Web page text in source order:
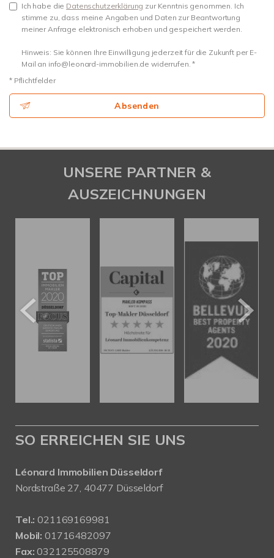
Ich habe die Datenschutzerklärung zur Kenntnis genommen. Ich
stimme zu, dass meine Angaben und Daten zur Beantwortung
meiner Anfrage elektronisch erhoben und gespeichert werden.
Hinweis: Sie können Ihre Einwilligung jederzeit für die Zukunft per E-
Mail an info@leonard-immobilien.de widerrufen. *
* Pflichtfelder
Absenden
UNSERE PARTNER &
AUSZEICHNUNGEN
SO ERREICHEN SIE UNS
Léonard Immobilien Düsseldorf
Nordstraße 27, 40477 Düsseldorf
Tel.: 021169169981
Mobil: 01716482097
Fax: 032125508879